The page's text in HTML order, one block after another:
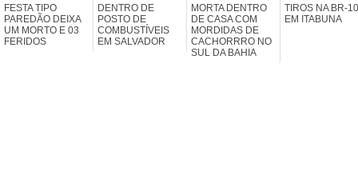
FESTA TIPO
PAREDÃO DEIXA
UM MORTO E 03
FERIDOS
DENTRO DE
POSTO DE
COMBUSTÍVEIS
EM SALVADOR
MORTA DENTRO
DE CASA COM
MORDIDAS DE
CACHORRRO NO
SUL DA BAHIA
TIROS NA BR-
EM ITABUNA